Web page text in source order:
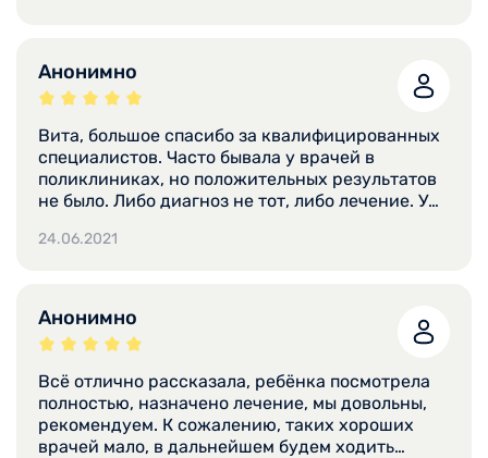
Анонимно
Вита, большое спасибо за квалифицированных
специалистов. Часто бывала у врачей в
поликлиниках, но положительных результатов
не было. Либо диагноз не тот, либо лечение. У
пациентами уважительно.
24.06.2021
Анонимно
Всё отлично рассказала, ребёнка посмотрела
полностью, назначено лечение, мы довольны,
рекомендуем. К сожалению, таких хороших
врачей мало, в дальнейшем будем ходить